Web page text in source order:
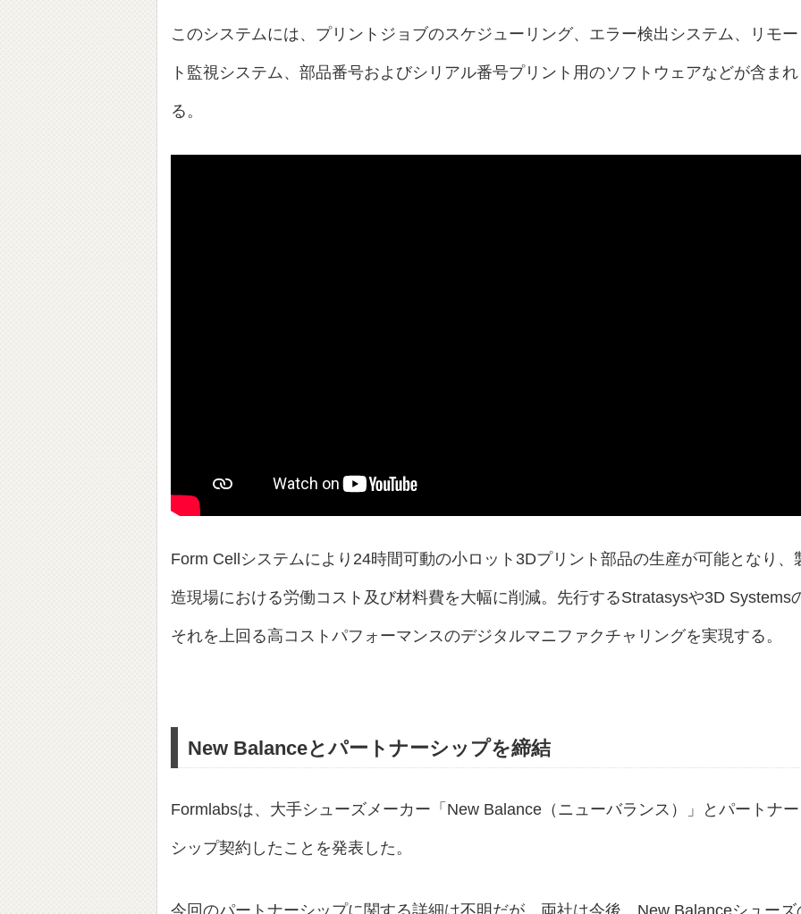
このシステムには、プリントジョブのスケジューリング、エラー検出システム、リモー
ト監視システム、部品番号およびシリアル番号プリント用のソフトウェアなどが含まれ
る。
Form Cellシステムにより24時間可動の小ロット3Dプリント部品の生産が可能となり、
造現場における労働コスト及び材料費を大幅に削減。先行するStratasysや3D Systems
それを上回る高コストパフォーマンスのデジタルマニファクチャリングを実現する。
New Balanceとパートナーシップを締結
Formlabsは、大手シューズメーカー「New Balance（ニューバランス）」とパートナー
シップ契約したことを発表した。